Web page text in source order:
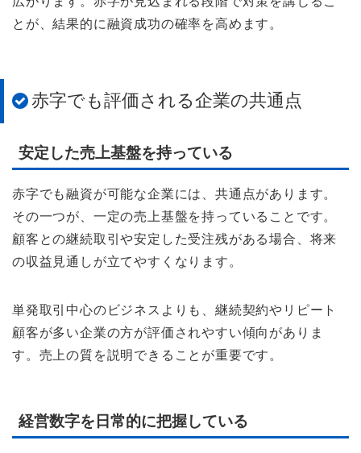
とが、結果的に融資成功の確率を高めます。
赤字でも評価される企業の共通点
安定した売上基盤を持っている
赤字でも融資が可能な企業には、共通点があります。
その一つが、一定の売上基盤を持っていることです。
顧客との継続取引や安定した受注残がある場合、将来
の収益見通しが立てやすくなります。
単発取引中心のビジネスよりも、継続契約やリピート
顧客が多い企業の方が評価されやすい傾向がありま
す。売上の質を説明できることが重要です。
経営数字を日常的に把握している